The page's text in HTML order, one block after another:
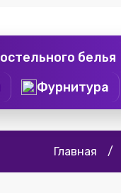
белья
Фурнитура
Главная /